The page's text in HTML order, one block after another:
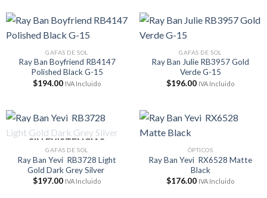
GAFAS DE SOL
Ray Ban Boyfriend RB4147
Polished Black G-15
$194.00 IVA Incluido
GAFAS DE SOL
Ray Ban Julie RB3957 Gold
Verde G-15
$196.00 IVA Incluido
SIN EXISTENCIAS
GAFAS DE SOL
Ray Ban Yevi RB3728 Light
Gold Dark Grey Silver
$197.00 IVA Incluido
ÓPTICOS
Ray Ban Yevi RX6528 Matte
Black
$176.00 IVA Incluido